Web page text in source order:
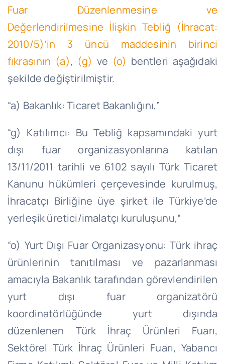
Fuar Düzenlenmesine ve
Değerlendirilmesine İlişkin Tebliğ (İhracat:
2010/5)’in 3 üncü maddesinin birinci
fıkrasının (a), (g) ve (o) bentleri aşağıdaki
şekilde değiştirilmiştir.
“a) Bakanlık: Ticaret Bakanlığını,”
“g) Katılımcı: Bu Tebliğ kapsamındaki yurt
dışı fuar organizasyonlarına katılan
13/11/2011 tarihli ve 6102 sayılı Türk Ticaret
Kanunu hükümleri çerçevesinde kurulmuş,
İhracatçı Birliğine üye şirket ile Türkiye’de
yerleşik üretici/imalatçı kuruluşunu,”
“o) Yurt Dışı Fuar Organizasyonu: Türk ihraç
ürünlerinin tanıtılması ve pazarlanması
amacıyla Bakanlık tarafından görevlendirilen
yurt dışı fuar organizatörü
koordinatörlüğünde yurt dışında
düzenlenen Türk İhraç Ürünleri Fuarı,
Sektörel Türk İhraç Ürünleri Fuarı, Yabancı